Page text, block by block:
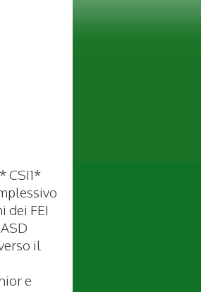
CSI1*
dei FEI
il
e